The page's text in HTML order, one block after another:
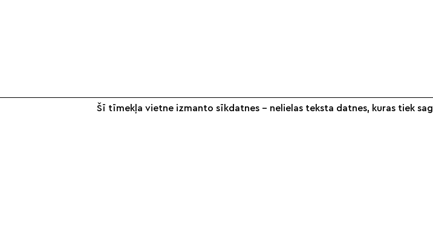
Šī tīmekļa vietne izmanto sīkdatnes – nelielas teksta datnes, kuras tiek